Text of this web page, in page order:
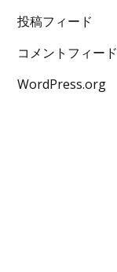
投稿フィード
コメントフィード
WordPress.org